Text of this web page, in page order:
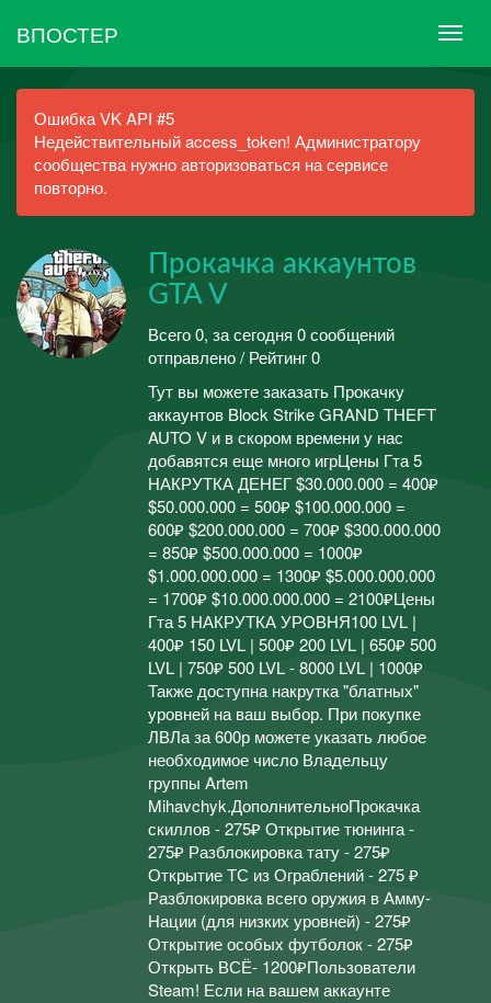
ВПОСТЕР
Ошибка VK API #5
Недействительный access_token! Администратору
сообщества нужно авторизоваться на сервисе
повторно.
Прокачка аккаунтов
GTA V
Всего 0, за сегодня 0 сообщений
отправлено / Рейтинг 0
Тут вы можете заказать Прокачку
аккаунтов Block Strike GRAND THEFT
AUTO V и в скором времени у нас
добавятся еще много игрЦены Гта 5
НАКРУТКА ДЕНЕГ $30.000.000 = 400₽
$50.000.000 = 500₽ $100.000.000 =
600₽ $200.000.000 = 700₽ $300.000.000
= 850₽ $500.000.000 = 1000₽
$1.000.000.000 = 1300₽ $5.000.000.000
= 1700₽ $10.000.000.000 = 2100₽Цены
Гта 5 НАКРУТКА УРОВНЯ100 LVL |
400₽ 150 LVL | 500₽ 200 LVL | 650₽ 500
LVL | 750₽ 500 LVL - 8000 LVL | 1000₽
Также доступна накрутка "блатных"
уровней на ваш выбор. При покупке
ЛВЛа за 600р можете указать любое
необходимое число Владельцу
группы Artem
Mihavchyk.ДополнительноПрокачка
скиллов - 275₽ Открытие тюнинга -
275₽ Разблокировка тату - 275₽
Открытие ТС из Ограблений - 275 ₽
Разблокировка всего оружия в Амму-
Нации (для низких уровней) - 275₽
Открытие особых футболок - 275₽
Открыть ВСЁ- 1200₽Пользователи
Steam! Если на вашем аккаунте